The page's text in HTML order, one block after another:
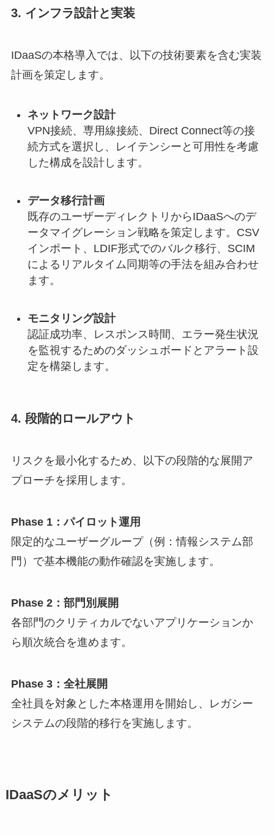
3. インフラ設計と実装
IDaaSの本格導入では、以下の技術要素を含む実装
計画を策定します。
ネットワーク設計
VPN接続、専用線接続、Direct Connect等の接
続方式を選択し、レイテンシーと可用性を考慮
した構成を設計します。
データ移行計画
既存のユーザーディレクトリからIDaaSへのデ
ータマイグレーション戦略を策定します。CSV
インポート、LDIF形式でのバルク移行、SCIM
によるリアルタイム同期等の手法を組み合わせ
ます。
モニタリング設計
認証成功率、レスポンス時間、エラー発生状況
を監視するためのダッシュボードとアラート設
定を構築します。
4. 段階的ロールアウト
リスクを最小化するため、以下の段階的な展開ア
プローチを採用します。
Phase 1：パイロット運用
限定的なユーザーグループ（例：情報システム部
門）で基本機能の動作確認を実施します。
Phase 2：部門別展開
各部門のクリティカルでないアプリケーションか
ら順次統合を進めます。
Phase 3：全社展開
全社員を対象とした本格運用を開始し、レガシー
システムの段階的移行を実施します。
IDaaSのメリット